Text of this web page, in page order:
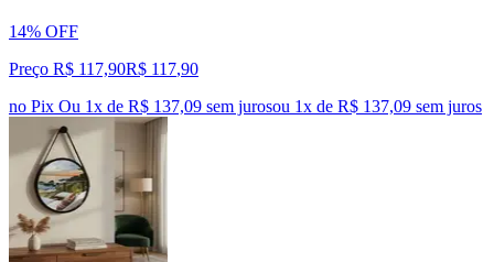
14% OFF
Preço R$ 117,90R$ 117,90
no Pix Ou 1x de R$ 137,09 sem jurosou 1x de R$ 137,09 sem juros